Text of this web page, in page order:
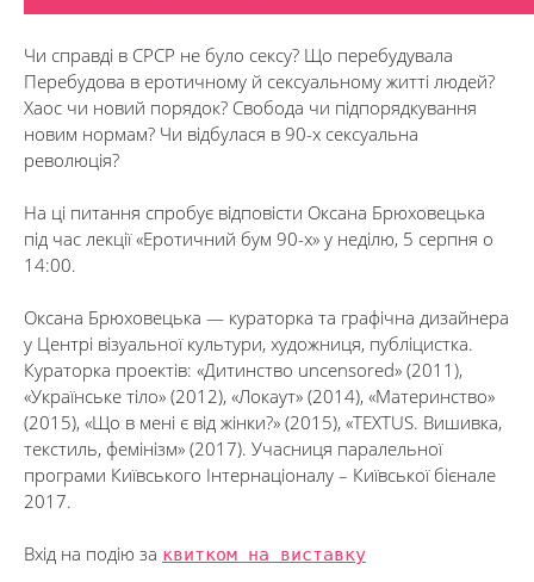
Чи справді в СРСР не було сексу? Що перебудувала
Перебудова в еротичному й сексуальному житті людей?
Хаос чи новий порядок? Свобода чи підпорядкування
новим нормам? Чи відбулася в 90-х сексуальна
революція?
На ці питання спробує відповісти Оксана Брюховецька
під час лекції «Еротичний бум 90-х» у неділю, 5 серпня о
14:00.
Оксана Брюховецька — кураторка та графічна дизайнера
у Центрі візуальної культури, художниця, публіцистка.
Кураторка проектів: «Дитинство uncensored» (2011),
«Українське тіло» (2012), «Локаут» (2014), «Материнство»
(2015), «Що в мені є від жінки?» (2015), «TEXTUS. Вишивка,
текстиль, фемінізм» (2017). Учасниця паралельної
програми Київського Інтернаціоналу – Київської бієнале
2017.
Вхід на подію за квитком на виставку